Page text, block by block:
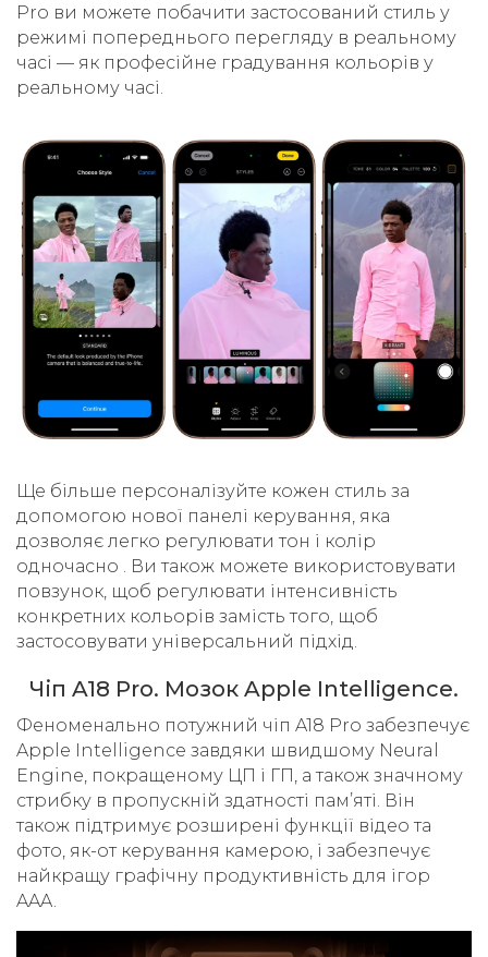
Pro ви можете побачити застосований стиль у
режимі попереднього перегляду в реальному
часі — як професійне градування кольорів у
реальному часі.
Ще більше персоналізуйте кожен стиль за
допомогою нової панелі керування, яка
дозволяє легко регулювати тон і колір
одночасно . Ви також можете використовувати
повзунок, щоб регулювати інтенсивність
конкретних кольорів замість того, щоб
застосовувати універсальний підхід.
Чіп A18 Pro. Мозок Apple Intelligence.
Феноменально потужний чіп A18 Pro забезпечує
Apple Intelligence завдяки швидшому Neural
Engine, покращеному ЦП і ГП, а також значному
стрибку в пропускній здатності пам’яті. Він
також підтримує розширені функції відео та
фото, як-от керування камерою, і забезпечує
найкращу графічну продуктивність для ігор
AAA.